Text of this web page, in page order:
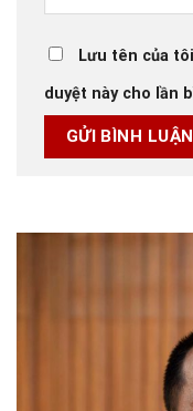
Lưu tên của
duyệt này cho lần